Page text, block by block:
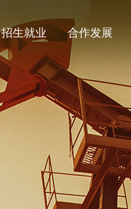
招生就业 合作发展